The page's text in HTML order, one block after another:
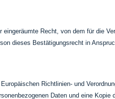
Recht, von dem für die
dieses Bestätigungsrecht in
Richtlinien- und
Daten und eine